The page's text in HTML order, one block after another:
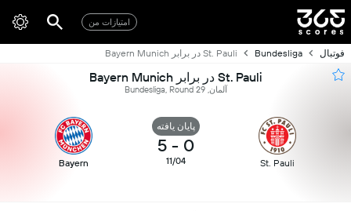
امتیازات من
فوتبال Bundesliga St. Pauli در برابر Bayern Munich
St. Pauli در برابر Bayern Munich
آلمان, Bundesliga, Round 29
St. Pauli
پایان یافته
0
-
5
11/04
Bayern